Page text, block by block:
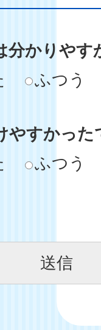
分かりやす
ふつう
やすかった
ふつう